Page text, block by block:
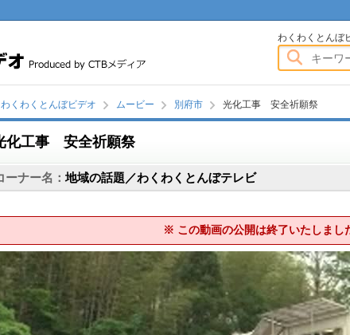
わくわくとんぼビデオわくわくとんぼ
わくわくとんぼビデオ ムービー 別府市 光化工事 安全祈願祭
化工事 安全祈願祭
ーナー名：地域の話題／わくわくとんぼテレビ
※ この動画の公開は終了いたしまし